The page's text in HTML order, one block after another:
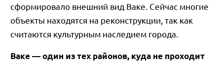
сформировало внешний вид Ваке. Сейчас многие
объекты находятся на реконструкции, так как
считаются культурным наследием города.
Ваке — один из тех районов, куда не проходит